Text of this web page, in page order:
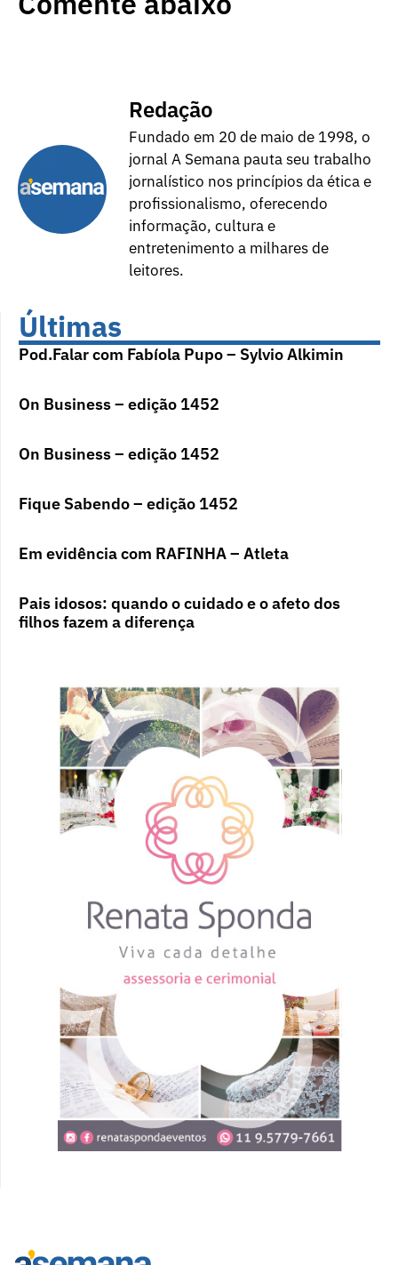
Redação
Fundado em 20 de maio de 1998, o
jornal A Semana pauta seu trabalho
jornalístico nos princípios da ética e
profissionalismo, oferecendo
informação, cultura e
entretenimento a milhares de
leitores.
Últimas
Pod.Falar com Fabíola Pupo – Sylvio Alkimin
On Business – edição 1452
On Business – edição 1452
Fique Sabendo – edição 1452
Em evidência com RAFINHA – Atleta
Pais idosos: quando o cuidado e o afeto dos
filhos fazem a diferença